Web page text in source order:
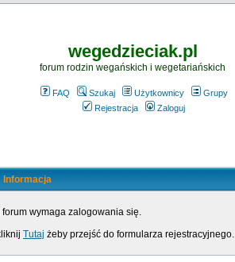
wegedzieciak.pl
forum rodzin wegańskich i wegetariańskich
FAQ Szukaj Użytkownicy
Grupy
Rejestracja
Zaloguj
Informacja
forum wymaga zalogowania się.
Tutaj żeby przejść do formularza rejestracyjnego.